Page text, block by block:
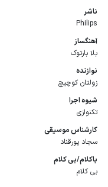
ناشر
Philips
آهنگساز
بلا بارتوک
نوازنده
زولتان کوچیچ
شیوه اجرا
تکنوازی
كارشناس موسیقی
سجاد پورقناد
باكلام/بی كلام
بی کلام